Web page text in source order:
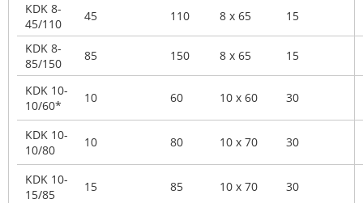
KDK 8-
45/110
45 110 8 x 65 15
KDK 8-
85/150
85 150 8 x 65 15
KDK 10-
10/60*
10 60 10 x 60 30
KDK 10-
10/80
10 80 10 x 70 30
KDK 10-
15/85
15 85 10 x 70 30